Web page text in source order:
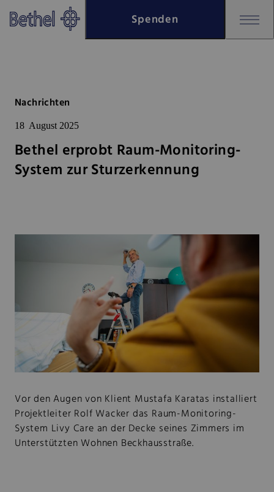
Zum Hauptinhalt springen
Zur Fußzeile springen
Spenden
Nachrichten
18 August 2025
Bethel erprobt Raum-Monitoring-
System zur Sturzerkennung
Vor den Augen von Klient Mustafa Karatas installiert
Projektleiter Rolf Wacker das Raum-Monitoring-
System Livy Care an der Decke seines Zimmers im
Unterstützten Wohnen Beckhausstraße.